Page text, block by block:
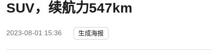
SUV，续航力547km
2023-08-01 15:36 生成海报